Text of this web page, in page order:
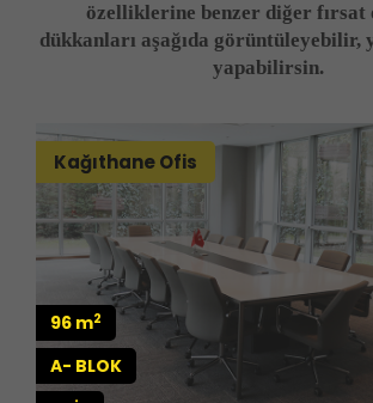
özelliklerine benzer diğer fırsat
dükkanları aşağıda görüntüleyebilir,
yapabilirsin.
Kağıthane Ofis
96 m2
A- BLOK